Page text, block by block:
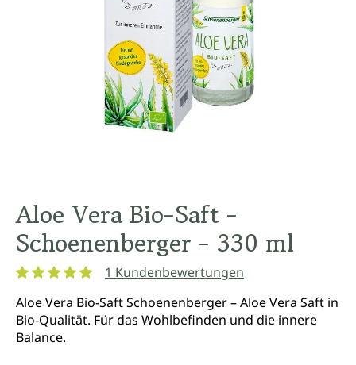
Aloe Vera Bio-Saft -
Schoenenberger - 330 ml
1 Kundenbewertungen
Aloe Vera Bio-Saft Schoenenberger – Aloe Vera Saft in
Bio-Qualität. Für das Wohlbefinden und die innere
Balance.